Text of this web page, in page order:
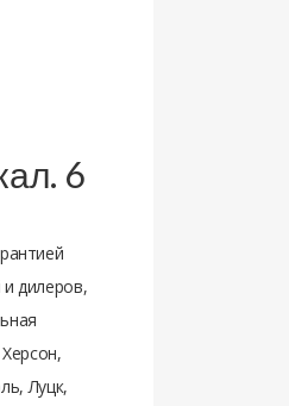
6
дилеров,
Луцк,